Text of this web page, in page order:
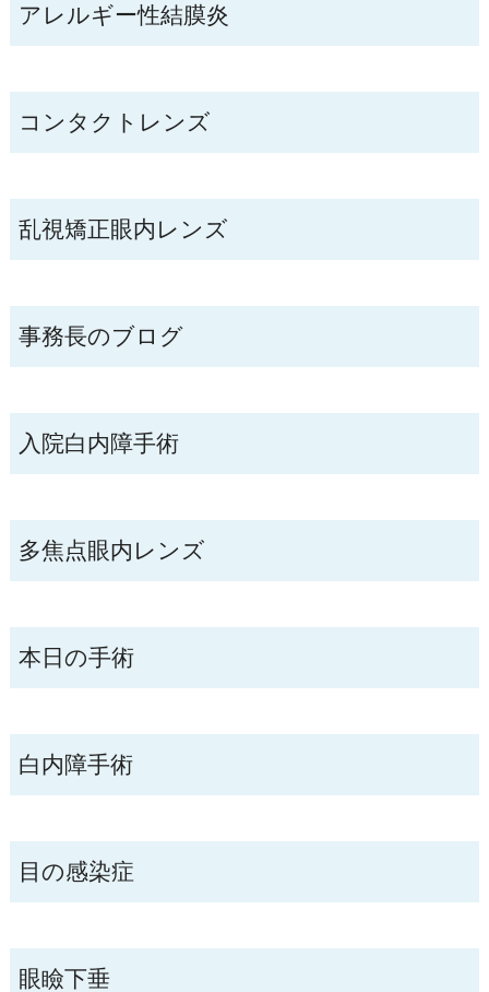
アレルギー性結膜炎
コンタクトレンズ
乱視矯正眼内レンズ
事務長のブログ
入院白内障手術
多焦点眼内レンズ
本日の手術
白内障手術
目の感染症
眼瞼下垂